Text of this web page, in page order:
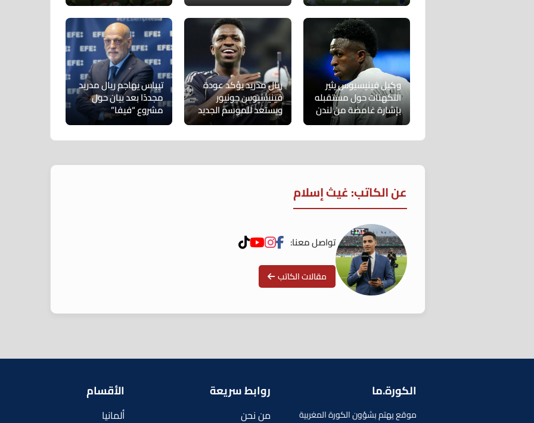
وكيل فينيسيوس يثير
التكهنات حول مستقبله
بإشارة غامضة من لندن
ريال مدريد يؤكد عودة
فينيسيوس جونيور
ويستعد للموسم الجديد
تيباس يهاجم ريال مدريد
مجددًا بعد بيان حول
مشروع “فيفا”
عن الكاتب: غيث إسلام
تواصل معنا:
مقالات الكاتب
الكورة.ما
موقع يهتم بشؤون الكورة المغربية
روابط سريعة
من نحن
الأقسام
ألمانيا